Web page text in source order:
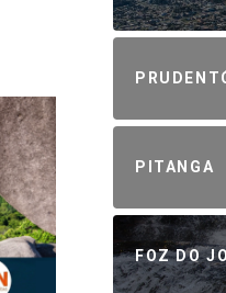
PITANGA
FOZ DO